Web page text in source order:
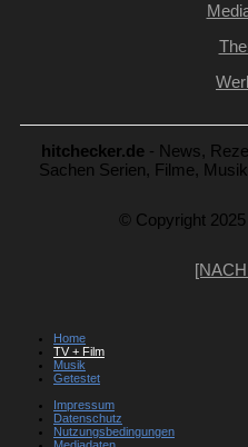
hitchecker.de - News,
Sachen Serien, Filme,
© Copyright
Home
TV + Film
Musik
Getestet
Impressum
Datenschutz
Nutzungsbedingungen
Mediadaten